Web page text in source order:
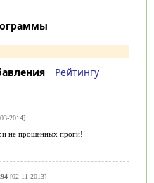
Рейтингу
2014]
не прошенных проги!
[02-11-2013]